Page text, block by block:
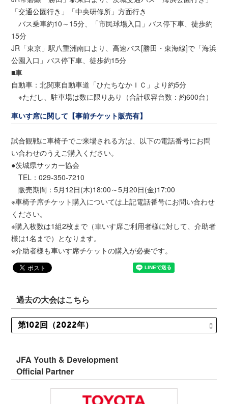
「交通公園行き」「中央研修所」方面行き
バス乗車約10～15分、「市民球場入口」バス停下車、徒歩約
15分
JR「東京」駅八重洲南口より、高速バス[勝田・東海線]で「海浜
公園入口」バス停下車、徒歩約15分
■車
自動車：北関東自動車道「ひたちなかＩＣ」より約5分
※ただし、駐車場は数に限りあり（合計収容台数：約600台）
車いす席に関して【事前チケット販売有】
試合観戦に車椅子でご来場される方は、以下の電話番号にお問
い合わせのうえご購入ください。
●茨城県サッカー協会
TEL：029-350-7210
販売期間：5月12日(木)18:00～5月20日(金)17:00
※車椅子席チケット購入については上記電話番号にお問い合わせ
ください。
※購入枚数は1組2枚まで（車いす席ご利用者様に対して、介助者
様は1名まで）となります。
※介助者様も車いす席チケットの購入が必要です。
過去の大会はこちら
JFA Youth & Development
Official Partner